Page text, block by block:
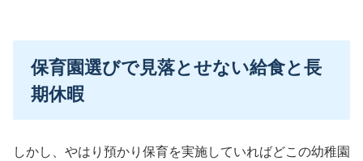
保育園選びで見落とせない給食と長
期休暇
しかし、やはり預かり保育を実施していればどこの幼稚園